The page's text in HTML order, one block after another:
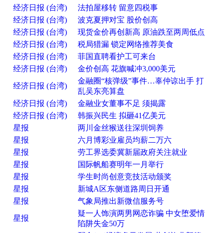
经济日报 (台湾)
法拍屋移转 留意四税事
经济日报 (台湾)
波克夏押对宝 股价创高
经济日报 (台湾)
现货金价再创新高 原油跌至两周低点
经济日报 (台湾)
税局猎漏 锁定网络推荐美食
经济日报 (台湾)
菲国直聘看护工可来台
经济日报 (台湾)
金价创高 花旗喊冲3,000美元
经济日报 (台湾)
金融圈“核弹级”事件…辜仲谅出手 打
乱吴东亮算盘
经济日报 (台湾)
金融业女董事不足 须揭露
经济日报 (台湾)
韩振兴民生 拟砸41亿美元
星报
两川金丝猴送往深圳饲养
星报
六月博彩业雇员均薪二万六
星报
劳工界选委冀新届政府关注就业
星报
国际帆船赛明年一月举行
星报
学生时尚创意竞技活动颁奖
星报
新城A区东侧道路周日开通
星报
气象局推出新微信服务号
星报
疑一人饰演两男网恋诈骗 中女堕爱情
陷阱失金50万